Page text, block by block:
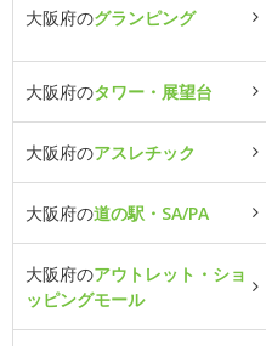
大阪府のグランピング
大阪府のタワー・展望台
大阪府のアスレチック
大阪府の道の駅・SA/PA
大阪府のアウトレット・ショ
ッピングモール